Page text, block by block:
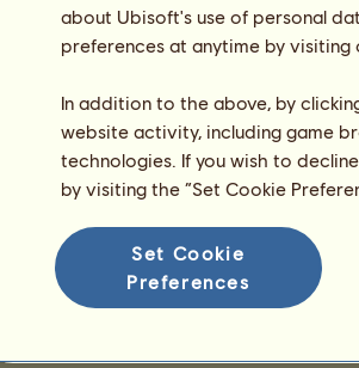
about Ubisoft's use of personal
preferences at anytime by
In addition to the above, by
website activity, including game
technologies. If you wish to
by visiting the “Set Cookie
Set Cookie
Preferences